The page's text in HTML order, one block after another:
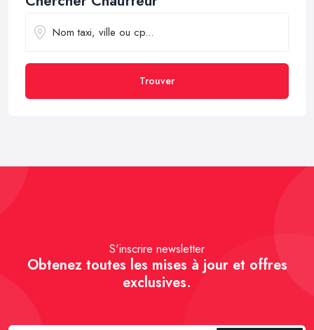
Trouver
S'inscrire newsletter
Obtenez toutes les mises à jour et offres
exclusives.